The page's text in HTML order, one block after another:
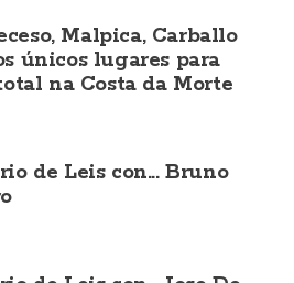
Malpica, Carballo
únicos lugares para
na Costa da Morte
de Leis con... Bruno